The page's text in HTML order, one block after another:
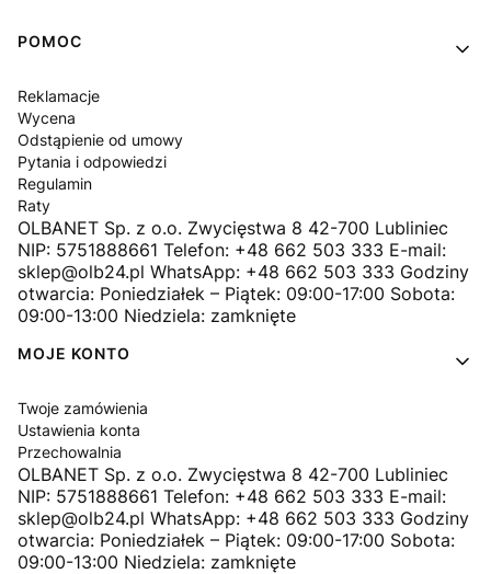
Linki w stopce
POMOC
Reklamacje
Wycena
Odstąpienie od umowy
Pytania i odpowiedzi
Regulamin
Raty
OLBANET Sp. z o.o. Zwycięstwa 8 42-700 Lubliniec
NIP: 5751888661 Telefon: +48 662 503 333 E-mail:
sklep@olb24.pl WhatsApp: +48 662 503 333 Godziny
otwarcia: Poniedziałek – Piątek: 09:00-17:00 Sobota:
09:00-13:00 Niedziela: zamknięte
MOJE KONTO
Twoje zamówienia
Ustawienia konta
Przechowalnia
OLBANET Sp. z o.o. Zwycięstwa 8 42-700 Lubliniec
NIP: 5751888661 Telefon: +48 662 503 333 E-mail:
sklep@olb24.pl WhatsApp: +48 662 503 333 Godziny
otwarcia: Poniedziałek – Piątek: 09:00-17:00 Sobota:
09:00-13:00 Niedziela: zamknięte